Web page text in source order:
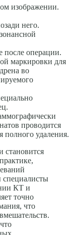
изображении.
него.
после операции.
маркировки для
во
проводится
полного удаления.
становится
КТ и
точно
что